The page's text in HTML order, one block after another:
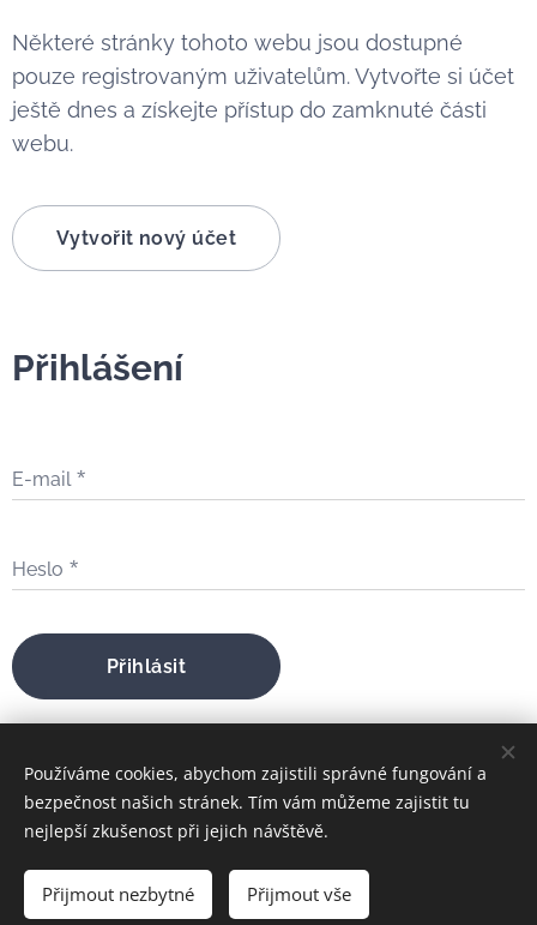
Některé stránky tohoto webu jsou dostupné
pouze registrovaným uživatelům. Vytvořte si účet
ještě dnes a získejte přístup do zamknuté části
webu.
Vytvořit nový účet
Přihlášení
E-mail
Heslo
Přihlásit
bratrfilip@gmail.com
FILIP MARIA ŠTOJDL
Používáme cookies, abychom zajistili správné fungování a
bezpečnost našich stránek. Tím vám můžeme zajistit tu
nejlepší zkušenost při jejich návštěvě.
Přijmout nezbytné Přijmout vše